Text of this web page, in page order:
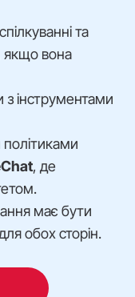
та
якщо вона
інструментами
політиками
, де
має бути
обох сторін.